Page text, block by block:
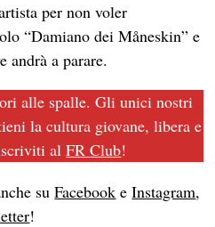
per non voler
“Damiano dei Måneskin” e
andrà a parare.
alle spalle. Gli unici nostri
la cultura giovane, libera e
alFR Club!
suFacebook eInstagram,
!